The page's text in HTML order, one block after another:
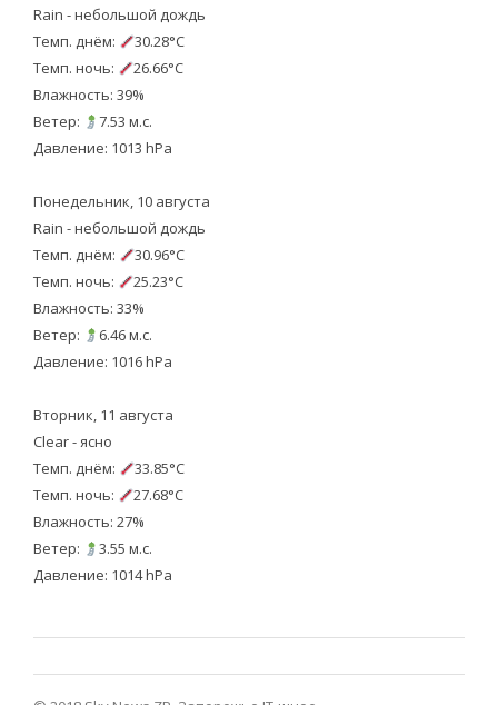
Rain - небольшой дождь
Темп. днём:
30.28°C
Темп. ночь:
26.66°C
Влажность: 39%
Ветер:
7.53 м.с.
Давление: 1013 hPa
Понедельник, 10 августа
Rain - небольшой дождь
Темп. днём:
30.96°C
Темп. ночь:
25.23°C
Влажность: 33%
Ветер:
6.46 м.с.
Давление: 1016 hPa
Вторник, 11 августа
Clear - ясно
Темп. днём:
33.85°C
Темп. ночь:
27.68°C
Влажность: 27%
Ветер:
3.55 м.с.
Давление: 1014 hPa